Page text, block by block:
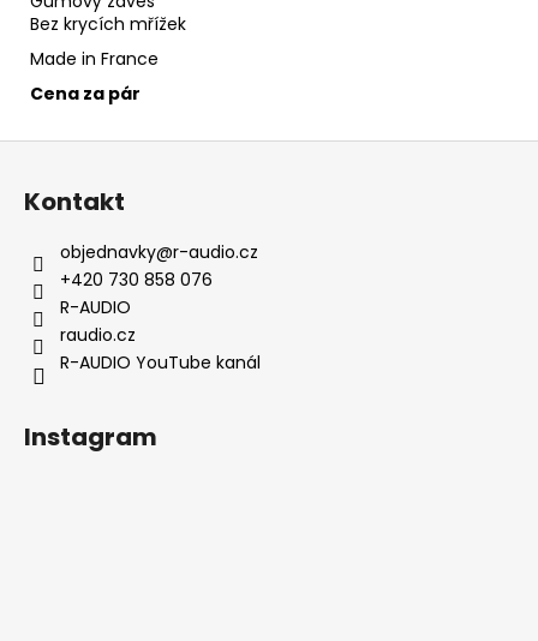
Bez krycích mřížek
Made in France
Cena za pár
Z
Kontakt
objednavky@r-audio.cz
+420 730 858 076
R-AUDIO
raudio.cz
R-AUDIO YouTube kanál
Instagram